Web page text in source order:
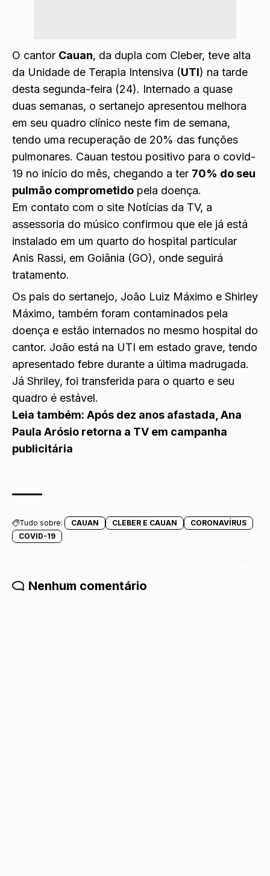
O cantor Cauan, da dupla com Cleber, teve alta
da Unidade de Terapia Intensiva (UTI) na tarde
desta segunda-feira (24). Internado a quase
duas semanas, o sertanejo apresentou melhora
em seu quadro clínico neste fim de semana,
tendo uma recuperação de 20% das funções
pulmonares. Cauan testou positivo para o covid-
19 no início do mês, chegando a ter 70% do seu
pulmão comprometido pela doença.
Em contato com o site Notícias da TV, a
assessoria do músico confirmou que ele já está
instalado em um quarto do hospital particular
Anis Rassi, em Goiânia (GO), onde seguirá
tratamento.
Os pais do sertanejo, João Luiz Máximo e Shirley
Máximo, também foram contaminados pela
doença e estão internados no mesmo hospital do
cantor. João está na UTI em estado grave, tendo
apresentado febre durante a última madrugada.
Já Shriley, foi transferida para o quarto e seu
quadro é estável.
Leia também: Após dez anos afastada, Ana
Paula Arósio retorna a TV em campanha
publicitária
Tudo sobre: CAUAN CLEBER E CAUAN
CORONAVÍRUS
COVID-19
Nenhum comentário